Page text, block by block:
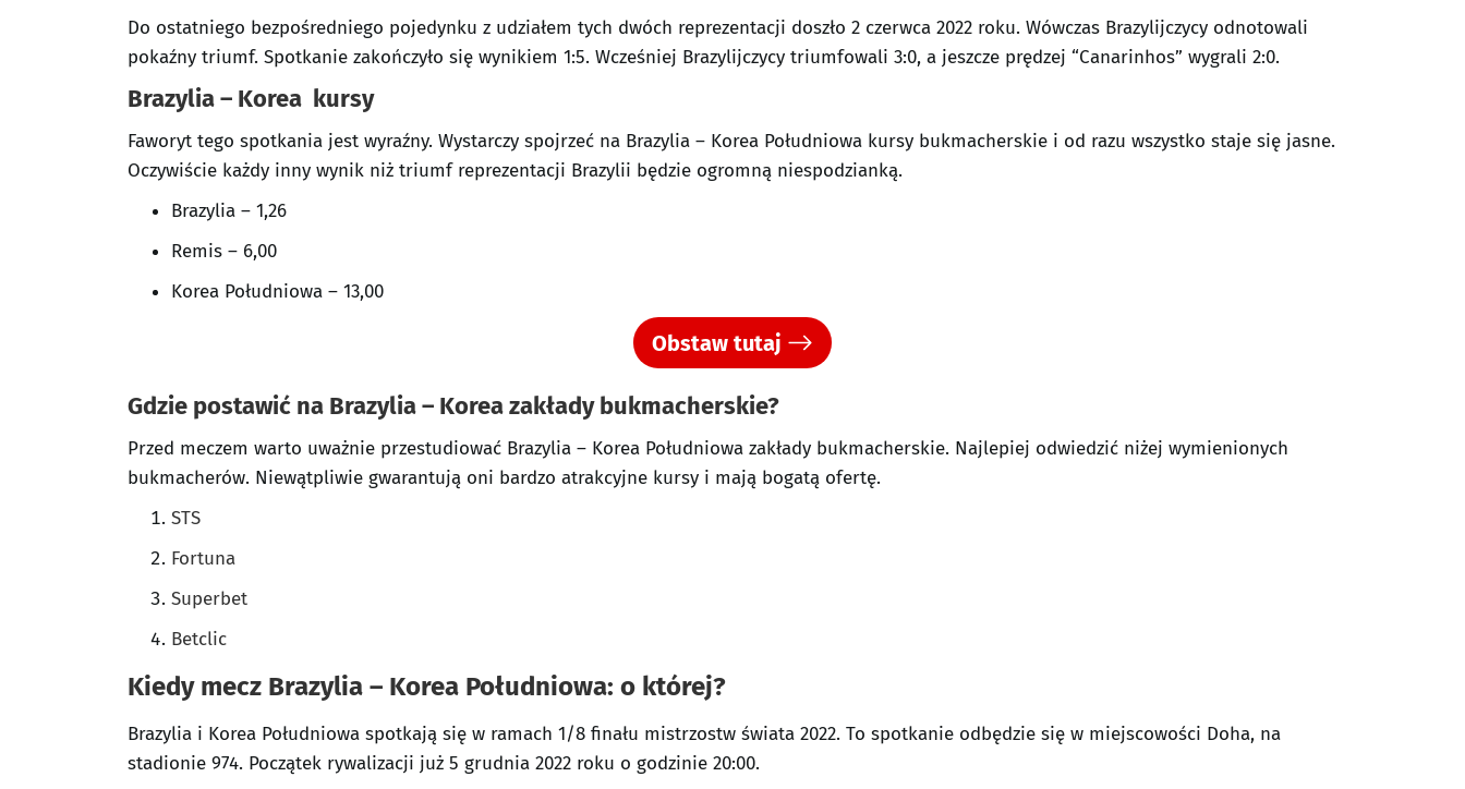
Do ostatniego bezpośredniego pojedynku z udziałem tych dwóch reprezentacji doszło 2 czerwca 2022 roku. Wówczas Brazylijczycy odnotowali
pokaźny triumf. Spotkanie zakończyło się wynikiem 1:5. Wcześniej Brazylijczycy triumfowali 3:0, a jeszcze prędzej “Canarinhos” wygrali 2:0.
Brazylia – Korea kursy
Faworyt tego spotkania jest wyraźny. Wystarczy spojrzeć na Brazylia – Korea Południowa kursy bukmacherskie i od razu wszystko staje się jasne.
Oczywiście każdy inny wynik niż triumf reprezentacji Brazylii będzie ogromną niespodzianką.
Brazylia – 1,26
Remis – 6,00
Korea Południowa – 13,00
Obstaw tutaj
Gdzie postawić na Brazylia – Korea zakłady bukmacherskie?
Przed meczem warto uważnie przestudiować Brazylia – Korea Południowa zakłady bukmacherskie. Najlepiej odwiedzić niżej wymienionych
bukmacherów. Niewątpliwie gwarantują oni bardzo atrakcyjne kursy i mają bogatą ofertę.
STS
Fortuna
Superbet
Betclic
Kiedy mecz Brazylia – Korea Południowa: o której?
Brazylia i Korea Południowa spotkają się w ramach 1/8 finału mistrzostw świata 2022. To spotkanie odbędzie się w miejscowości Doha, na
stadionie 974. Początek rywalizacji już 5 grudnia 2022 roku o godzinie 20:00.